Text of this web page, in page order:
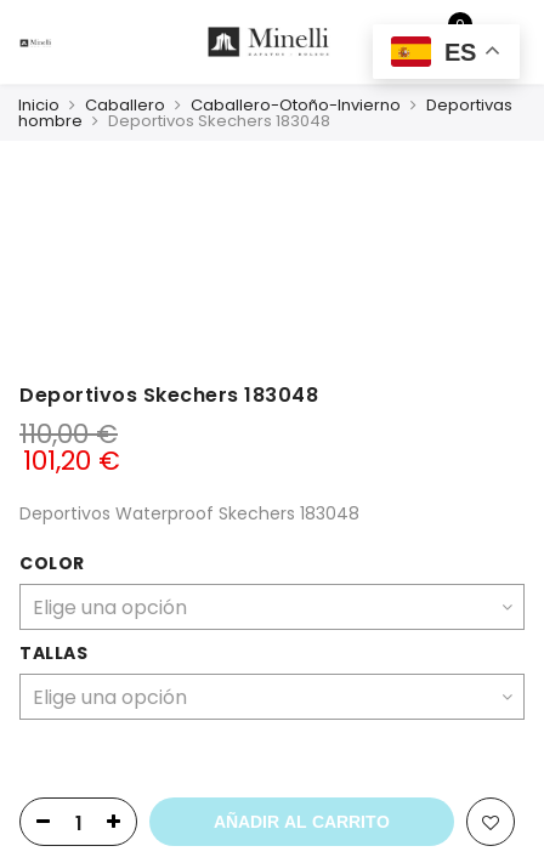
0
EUR
Inicio Caballero Caballero-Otoño-Invierno Deportivas
hombre Deportivos Skechers 183048
Deportivos Skechers 183048
110,00€
101,20 €
Deportivos Waterproof Skechers 183048
COLOR
TALLAS
AÑADIR AL CARRITO
ES